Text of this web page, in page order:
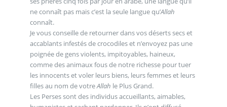
ne connaît pas mais c’est la seule langue qu’Allah
connaît.
Je vous conseille de retourner dans vos déserts secs et
accablants infestés de crocodiles et n’envoyez pas une
poignée de gens violents, impitoyables, haineux,
comme des animaux fous de notre richesse pour tuer
les innocents et voler leurs biens, leurs femmes et leurs
filles au nom de votreAllah le Plus Grand.
Les Perses sont des individus accueillants, aimables,